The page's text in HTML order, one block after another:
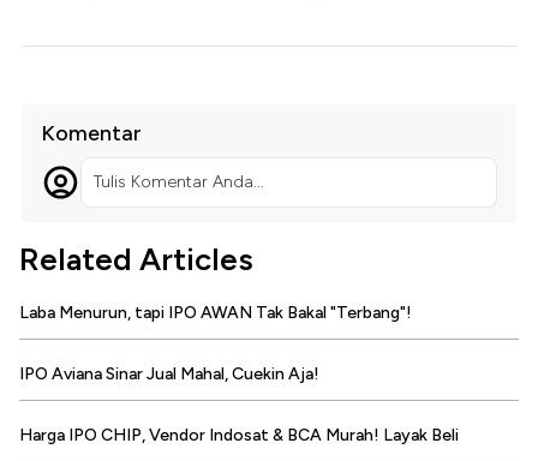
Komentar
Tulis Komentar Anda...
Related Articles
Laba Menurun, tapi IPO AWAN Tak Bakal "Terbang"!
IPO Aviana Sinar Jual Mahal, Cuekin Aja!
Harga IPO CHIP, Vendor Indosat & BCA Murah! Layak Beli